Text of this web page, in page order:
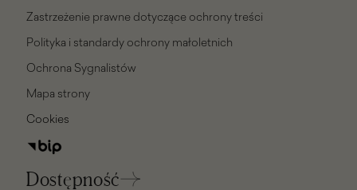
Zastrzeżenie prawne dotyczące ochrony treści
Polityka i standardy ochrony małoletnich
Ochrona Sygnalistów
Mapa strony
Cookies
Dostępność